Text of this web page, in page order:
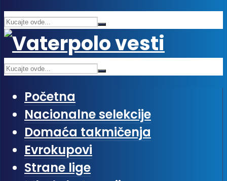
Početna
Nacionalne selekcije
Domaća takmičenja
Evrokupovi
Strane lige